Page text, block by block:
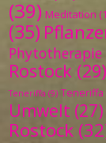
(39) Meditation
(35)
Phytotherapie
Rostock (29)
Teneriffa (9) Teneriffa
Umwelt (27)
Rostock